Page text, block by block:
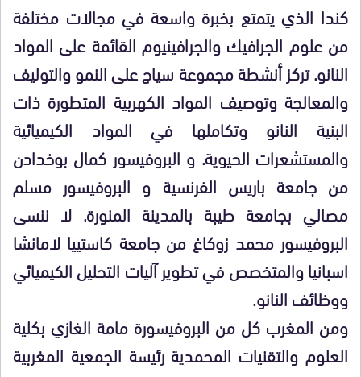
كندا الذي يتمتع بخبرة واسعة في مجالات مختلفة
من علوم الجرافيك والجرافينيوم القائمة على المواد
النانو. تركز أنشطة مجموعة سياج على النمو والتوليف
والمعالجة وتوصيف المواد الكهربية المتطورة ذات
البنية النانو وتكاملها في المواد الكيميائية
والمستشعرات الحيوية. و البروفيسور كمال بوخدادن
من جامعة باريس الفرنسية و البروفيسور مسلم
مصالي بجامعة طيبة بالمدينة المنورة. لا ننسى
البروفيسور محمد زوكاغ من جامعة كاستييا لامانشا
اسبانيا والمتخصص في تطوير آليات التحليل الكيميائي
ووظائف النانو.
ومن المغرب كل من البروفيسورة مامة الغازي بكلية
العلوم والتقنيات المحمدية رئيسة الجمعية المغربية